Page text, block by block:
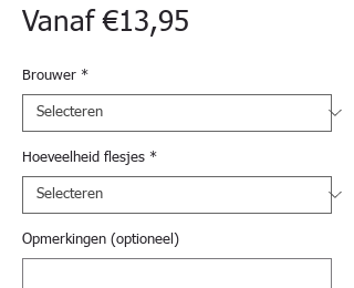
Vanaf€13,95
Brouwer *
Hoeveelheid flesjes *
Opmerkingen (optioneel)